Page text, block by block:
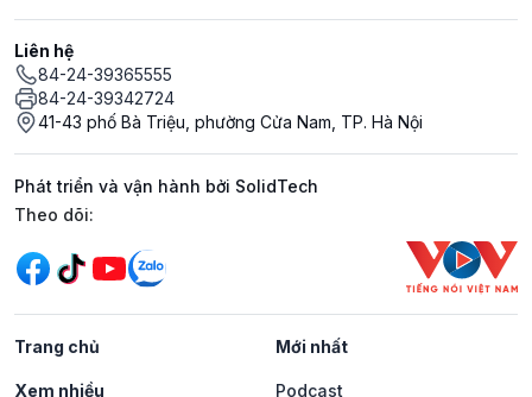
Liên hệ
84-24-39365555
84-24-39342724
41-43 phố Bà Triệu, phường Cửa Nam, TP. Hà Nội
Phát triển và vận hành bởi SolidTech
Mạng xã hội
Theo dõi:
Trang chủ Mới nhất
Xem nhiều Podcast